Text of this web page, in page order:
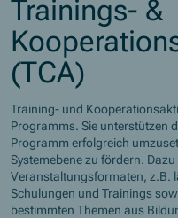
Trainings- &
(TCA)
Training- und
Programms. Sie unterstützen
Programm erfolgreich
Systemebene zu fördern.
Veranstaltungsformaten, z.B.
Schulungen und Trainings
bestimmten Themen aus